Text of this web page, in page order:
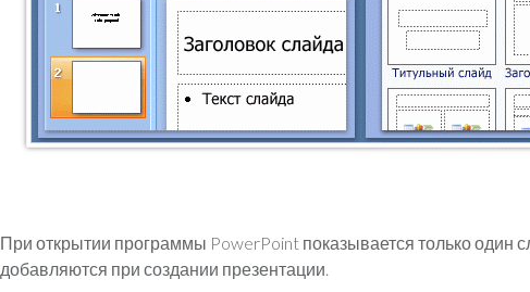
При открытии программы PowerPoint показывается только один
добавляются при создании презентации.